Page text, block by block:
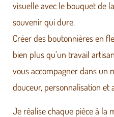
visuelle avec le bouquet de
souvenir qui dure.
Créer des boutonnières en
bien plus qu’un travail
vous accompagner dans un
douceur, personnalisation et
Je réalise chaque pièce à la